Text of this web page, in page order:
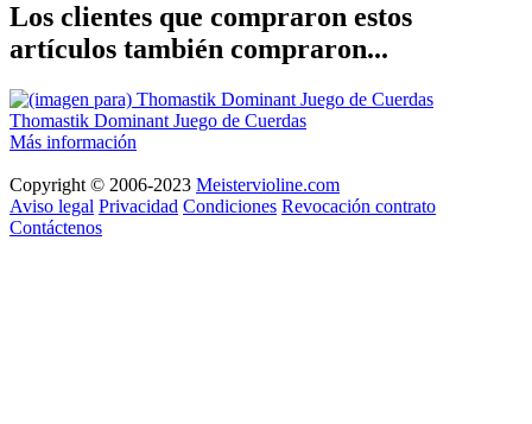
Los clientes que compraron estos
artículos también compraron...
Thomastik Dominant Juego de Cuerdas
Más información
Copyright © 2006-2023 Meistervioline.com
Aviso legal Privacidad Condiciones Revocación contrato
Contáctenos